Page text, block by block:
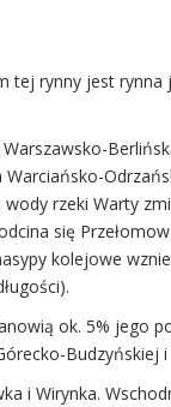
tej rynny jest
rzeki Warty
się
kolejowe
ok. 5% jego
Budzyńskiej i
i Wirynka.